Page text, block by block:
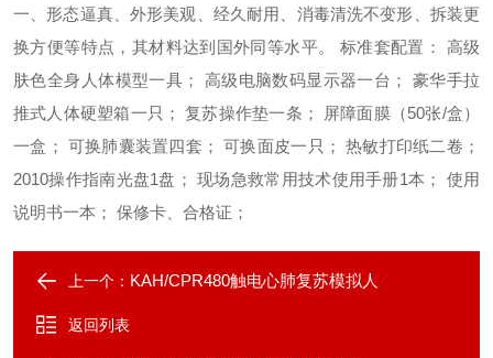
一、形态逼真、外形美观、经久耐用、消毒清洗不变形、拆装更
换方便等特点，其材料达到国外同等水平。 标准套配置： 高级
肤色全身人体模型一具； 高级电脑数码显示器一台； 豪华手拉
推式人体硬塑箱一只； 复苏操作垫一条； 屏障面膜（50张/盒）
一盒； 可换肺囊装置四套； 可换面皮一只； 热敏打印纸二卷；
2010操作指南光盘1盘； 现场急救常用技术使用手册1本； 使用
说明书一本； 保修卡、合格证；
上一个： KAH/CPR480触电心肺复苏模拟人
返回列表